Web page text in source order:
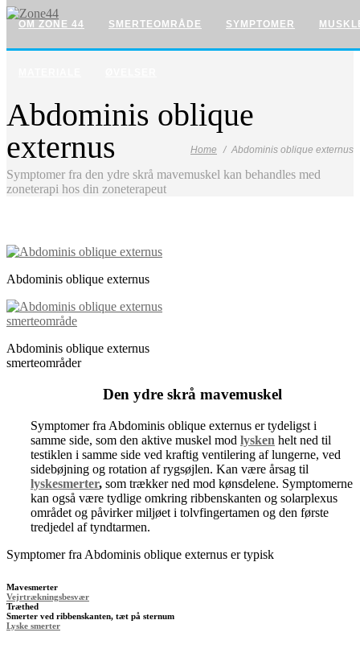
OM ZONE 44 SMERTEOMRÅDE SYMPTOMER
Abdominis oblique
externus
Symptomer fra den ydre skrå mavemuskel kan behandles med
zoneterapi hos din zoneterapeut
Home Abdominis oblique externus
Abdominis oblique externus
Abdominis oblique externus
smerteområder
Den ydre skrå mavemuskel
Symptomer fra Abdominis oblique externus er tydeligst i
samme side, som den aktive muskel mod lysken helt ned til
testiklen i samme side ved kraftig ventilering af lungerne, ved
sidebøjning og rotation af rygsøjlen. Kan være årsag til
lyskesmerter, som trækker ned mod kønsdelene. Symptomerne
kan også være tydlige omkring ribbenskanten og solarplexus
området og påvirker miljøet i tolvfingertamen og den første
tredjedel af tyndtarmen.
Symptomer fra Abdominis oblique externus er typisk
Mavesmerter
Vejrtrækningsbesvær
Træthed
Smerter ved ribbenskanten, tæt på sternum
Lyske smerter